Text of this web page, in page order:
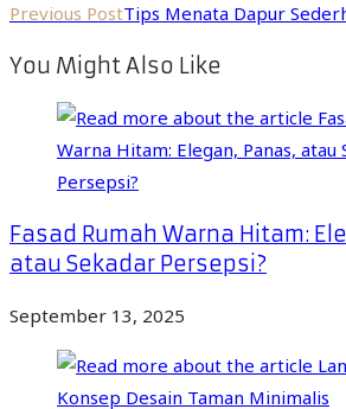
Previous PostTips Menata Dapur
You Might Also Like
Fasad Rumah Warna Hitam:
atau Sekadar Persepsi?
September 13, 2025